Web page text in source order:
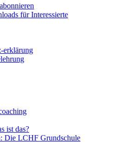
für Interessierte
erklärung
ist das?
Die LCHF Grundschule